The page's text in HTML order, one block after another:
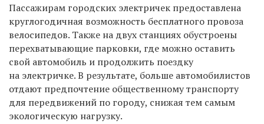
Пассажирам городских электричек предоставлена
круглогодичная возможность бесплатного провоза
велосипедов. Также на двух станциях обустроены
перехватывающие парковки, где можно оставить
свой автомобиль и продолжить поездку
на электричке. В результате, больше автомобилистов
отдают предпочтение общественному транспорту
для передвижений по городу, снижая тем самым
экологическую нагрузку.